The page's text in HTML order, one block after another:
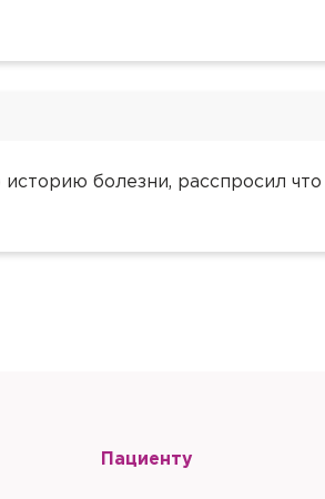
болезни, расспросил
Пациенту